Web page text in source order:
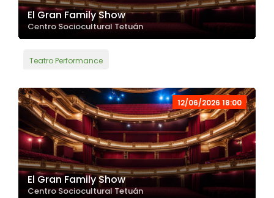
El Gran Family Show
Centro Sociocultural Tetuán
Teatro Performance
12/06/2026 18:00
El Gran Family Show
Centro Sociocultural Tetuán